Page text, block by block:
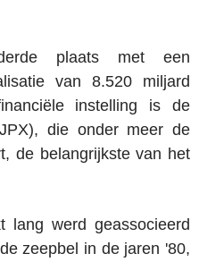
plaats met een
van 8.520 miljard
instelling is de
die onder meer de
de belangrijkste van het
lang werd geassocieerd
zeepbel in de jaren '80,